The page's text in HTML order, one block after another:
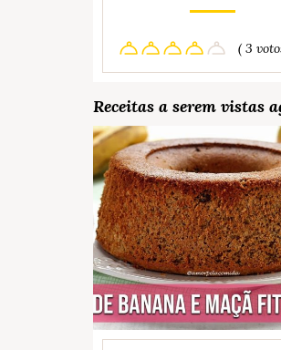
( 3
Receitas a serem vistas